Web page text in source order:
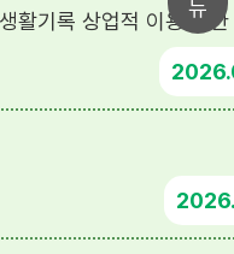
뉴
활기록 상업적 이용 제
2026
2026